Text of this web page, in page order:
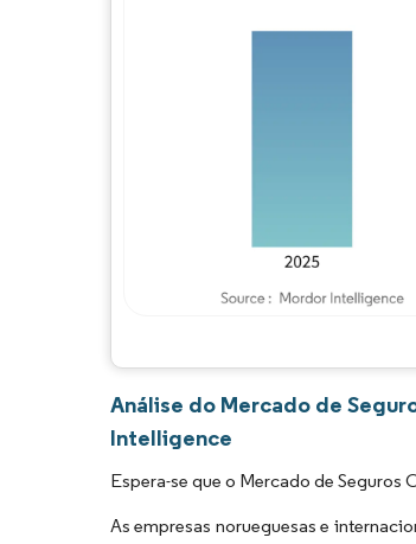
Análise do Mercado de
Intelligence
Espera-se que o Mercado de
As empresas norueguesas e